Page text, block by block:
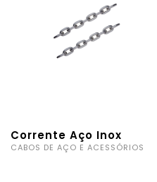
Corrente Aço Inox
CABOS DE AÇO E ACESSÓRIOS